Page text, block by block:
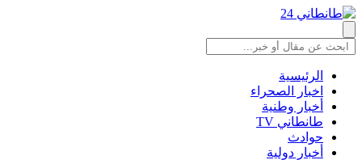
الرئيسية
اخبار الصحراء
أخبار وطنية
طانطاني TV
حوادث
أخبار دولية